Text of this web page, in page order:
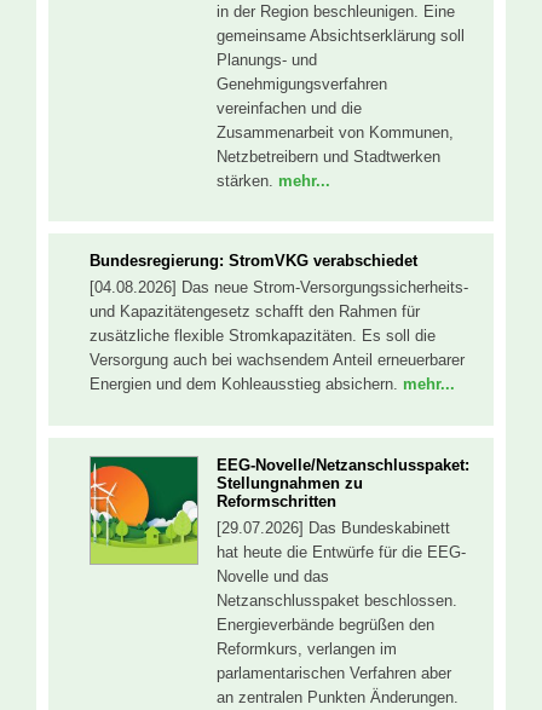
in der Region beschleunigen. Eine
gemeinsame Absichtserklärung soll
Planungs- und
Genehmigungsverfahren
vereinfachen und die
Zusammenarbeit von Kommunen,
Netzbetreibern und Stadtwerken
stärken. mehr...
Bundesregierung: StromVKG verabschiedet
[04.08.2026] Das neue Strom-Versorgungssicherheits-
und Kapazitätengesetz schafft den Rahmen für
zusätzliche flexible Stromkapazitäten. Es soll die
Versorgung auch bei wachsendem Anteil erneuerbarer
Energien und dem Kohleausstieg absichern. mehr...
EEG-Novelle/Netzanschlusspaket:
Stellungnahmen zu
Reformschritten
[29.07.2026] Das Bundeskabinett
hat heute die Entwürfe für die EEG-
Novelle und das
Netzanschlusspaket beschlossen.
Energieverbände begrüßen den
Reformkurs, verlangen im
parlamentarischen Verfahren aber
an zentralen Punkten Änderungen.